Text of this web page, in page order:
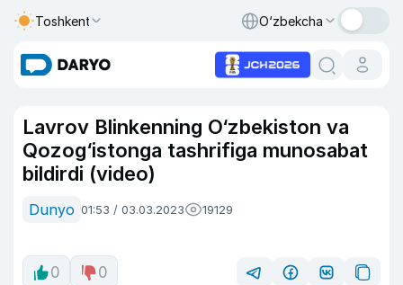
Toshkent O‘zbekcha
Lavrov Blinkenning O‘zbekiston va
Qozog‘istonga tashrifiga munosabat
bildirdi (video)
Dunyo 01:53 / 03.03.2023 19129
0 0